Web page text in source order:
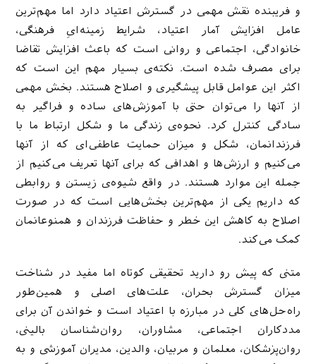
و فریبنده نقش مهمی در گسترش اعتیاد دارد اما مهم‌ترین
عامل افزایش آمار اعتیاد، شرایط زمینه‌ایِ فرهنگی،
خانوادگی، اجتماعی و روانی است که باعث افزایش تقاضا
برای مصرف شده است. نکته‌ی بسیار مهم این است که
اکثر این عوامل قابل پیشگیری و اصلاح هستند. بخش مهمی
از آنها را می‌توان حتی با آموزش‌های ساده و فراگیر به
سادگی کنترل کرد. نحوه‌ی زندگی ما و شکل ارتباط ما با
فرزندانمان، شکل و میزان حمایت عاطفی‌ای که از آنها
می‌کنیم و ارزش‌ها و اهدافی که برای آنها تعریف می‌کنیم از
جمله این موارد هستند. در واقع شیوه‌ی زیستن و روابطی
که داریم یکی از مهم‌ترین بخش‌هایی است که در صورت
اصلاح به کاهش این خطر و حفاظت فرزندان و همنوعانمان
کمک می‌کند.
متنی که پیش رو دارید تحقیقی کوتاه اما مفید در شناخت
میزان گسترش بحران، علت‌های اصلی و همین‌طور
راه‌حل‌های کلی در مبارزه با اعتیاد است و خواندن آن برای
مددکاران اجتماعی، مشاوران، روان‌شناسان بالینی،
روان‌پزشکان، معلمان و مربیان، والدین، مدیران آموزشی و به